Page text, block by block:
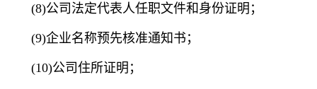
(8)公司法定代表人任职文件和身份证明；
(9)企业名称预先核准通知书；
(10)公司住所证明；